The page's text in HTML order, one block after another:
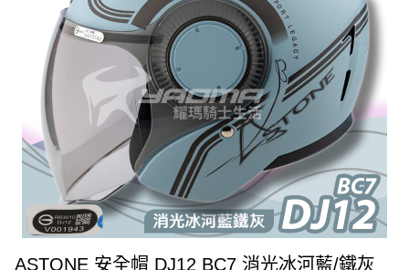
ASTONE 安全帽 DJ12 BC7 消光冰河藍/鐵灰